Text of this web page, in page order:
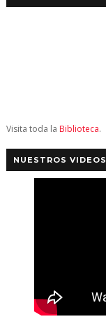
Visita toda la Biblioteca.
NUESTROS VIDEOS